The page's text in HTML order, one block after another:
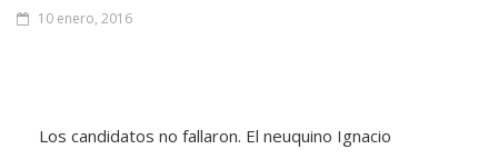
10 enero, 2016
Los candidatos no fallaron. El neuquino Ignacio